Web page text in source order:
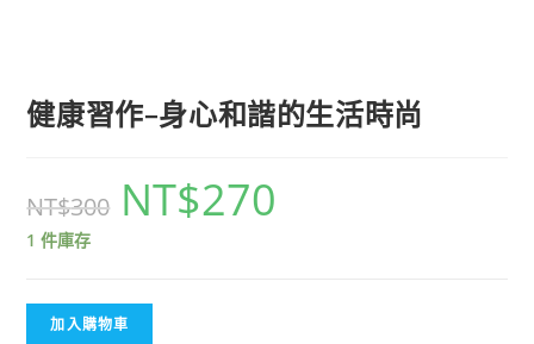
健康習作–身心和諧的生活時尚
NT$300 NT$270
1 件庫存
加入購物車